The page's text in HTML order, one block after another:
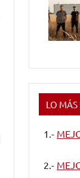
LO
1.-
2.-